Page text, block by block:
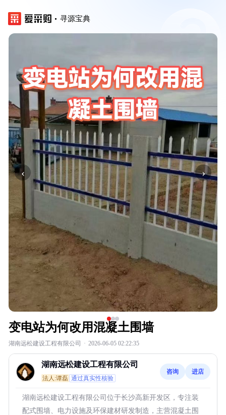
寻源宝典
‹ ›
变电站为何改用混凝土围墙
湖南远松建设工程有限公司 · 2026-06-05 02:22:35
湖南远松建设工程有限公司
法人:谭磊 通过真实性核验
咨询 进店
湖南远松建设工程有限公司位于长沙高新开发区，专注装
配式围墙、电力设施及环保建材研发制造，主营混凝土围